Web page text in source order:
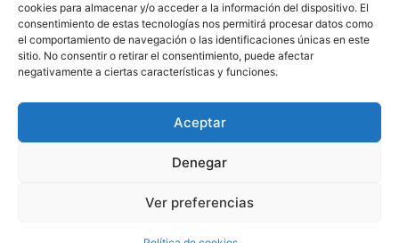
cookies para almacenar y/o acceder a la información del dispositivo. El
consentimiento de estas tecnologías nos permitirá procesar datos como
el comportamiento de navegación o las identificaciones únicas en este
sitio. No consentir o retirar el consentimiento, puede afectar
negativamente a ciertas características y funciones.
Aceptar
Denegar
Ver preferencias
CONTACTA CON NOSOTROS